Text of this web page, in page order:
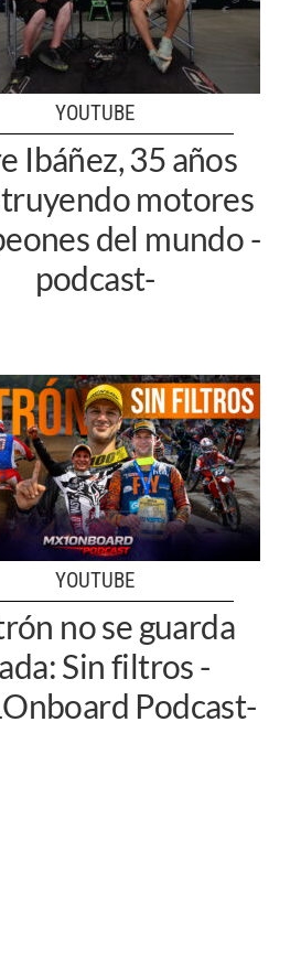
YOUTUBE
Ibáñez, 35 años
motores
del mundo -
podcast-
YOUTUBE
no se guarda
Sin filtros -
Podcast-